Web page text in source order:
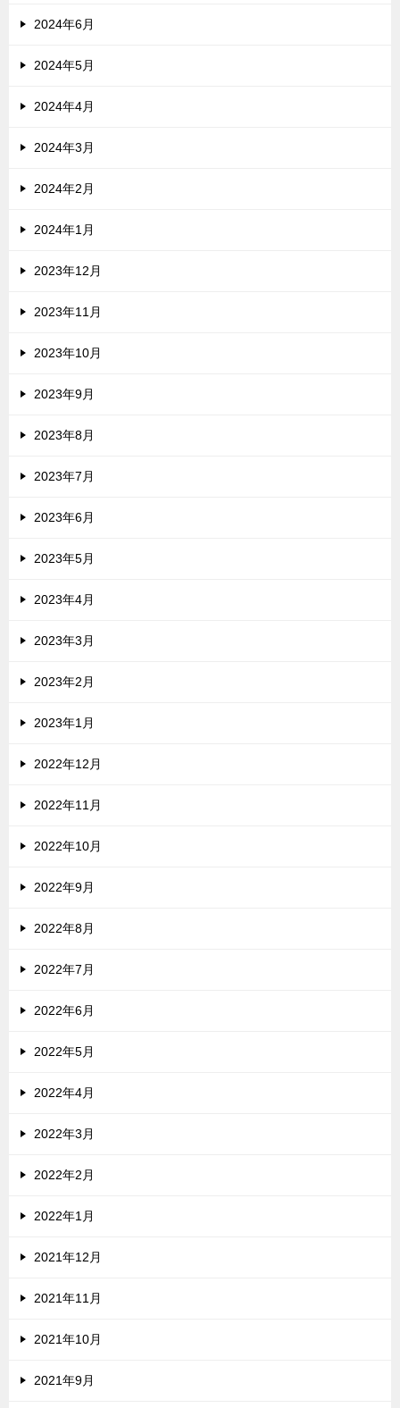
2024年6月
2024年5月
2024年4月
2024年3月
2024年2月
2024年1月
2023年12月
2023年11月
2023年10月
2023年9月
2023年8月
2023年7月
2023年6月
2023年5月
2023年4月
2023年3月
2023年2月
2023年1月
2022年12月
2022年11月
2022年10月
2022年9月
2022年8月
2022年7月
2022年6月
2022年5月
2022年4月
2022年3月
2022年2月
2022年1月
2021年12月
2021年11月
2021年10月
2021年9月